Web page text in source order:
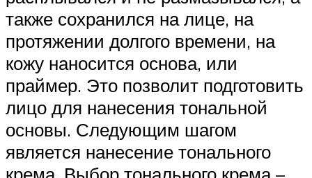
также сохранился на лице, на
протяжении долгого времени, на
кожу наносится основа, или
праймер. Это позволит подготовить
лицо для нанесения тональной
основы. Следующим шагом
является нанесение тонального